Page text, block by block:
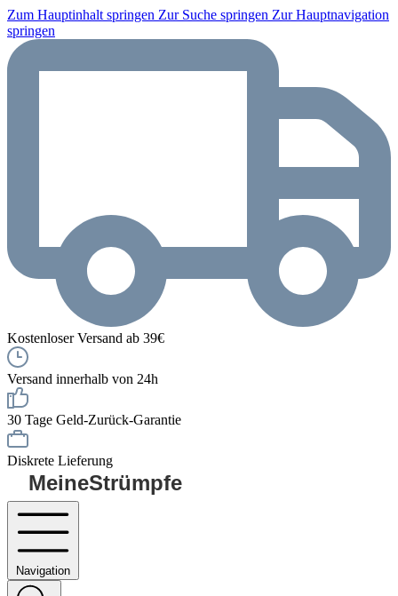
Zum Hauptinhalt springen Zur Suche springen Zur Hauptnavigation
springen
Kostenloser Versand ab 39€
Versand innerhalb von 24h
30 Tage Geld-Zurück-Garantie
Diskrete Lieferung
MeineStrümpfe
Navigation